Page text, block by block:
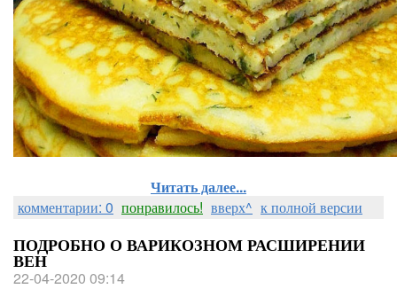
Читать далее...
комментарии: 0 понравилось! вверх^ к полной версии
ПОДРОБНО О ВАРИКОЗНОМ РАСШИРЕНИИ
ВЕН
22-04-2020 09:14